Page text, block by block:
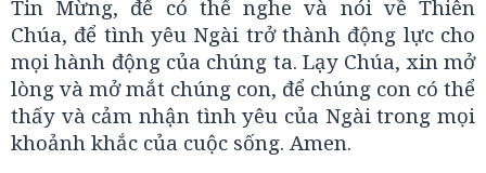
Tin Mừng, để có thể nghe và nói về Thiên
Chúa, để tình yêu Ngài trở thành động lực cho
mọi hành động của chúng ta. Lạy Chúa, xin mở
lòng và mở mắt chúng con, để chúng con có thể
thấy và cảm nhận tình yêu của Ngài trong mọi
khoảnh khắc của cuộc sống. Amen.